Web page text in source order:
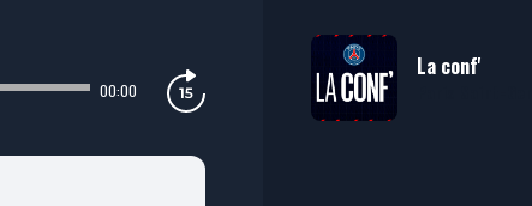
00:00
La conf'